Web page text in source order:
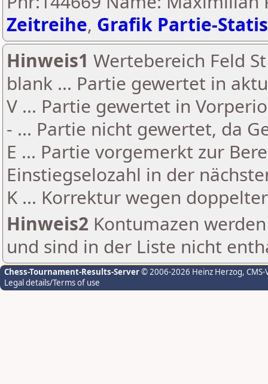
Zeitreihe, Grafik Partie-
Hinweis1 Wertebereich Feld
blank ... Partie gewertet in
V ... Partie gewertet in
- ... Partie nicht gewertet, da
E ... Partie vorgemerkt zur
Einstiegselozahl in der
K ... Korrektur wegen
Hinweis2 Kontumazen
und sind in der Liste nicht
Chess-Tournament-Results-Server© 2006-2026 Heinz Herzog,
Legal details/Terms of use